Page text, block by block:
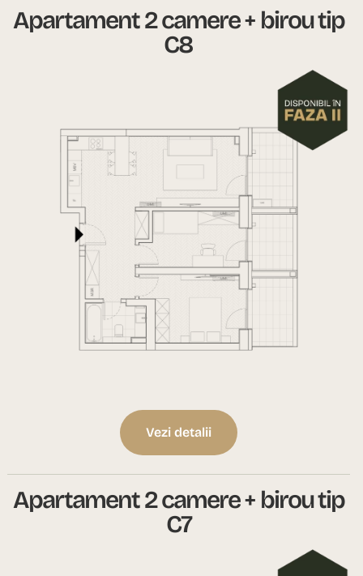
Apartament 2 camere + birou tip
C8
Vezi detalii
Apartament 2 camere + birou tip
C7